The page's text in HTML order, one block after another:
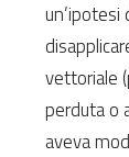
vettoriale
perduta o
aveva